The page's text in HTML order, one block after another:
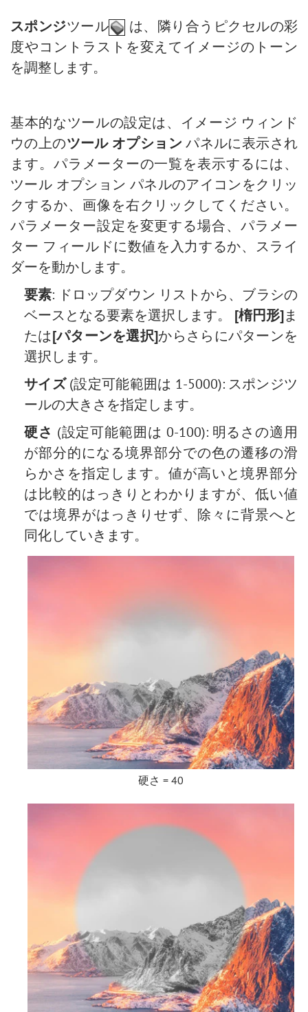
手のひらツール
ズームツール
プリセット
バレンタインデーカード
ポップアートの人物画
ポラロイド写真のコラージュ
水滴
輪郭線の効果
ビンテージ写真の効果
古い写真の効果
ぼけ味効果
階調の調整
目の色を変更する方法
人物画の編集 : 眼鏡を除去
口紅の色を選択
古い写真の修復
スポンジツール
は、隣り合うピクセルの彩
度やコントラストを変えてイメージのトーン
を調整します。
基本的なツールの設定は、イメージ ウィンド
ウの上のツール オプション パネルに表示され
ます。パラメーターの一覧を表示するには、
ツール オプション パネルのアイコンをクリッ
クするか、画像を右クリックしてください。
パラメーター設定を変更する場合、パラメー
ター フィールドに数値を入力するか、スライ
ダーを動かします。
要素: ドロップダウン リストから、ブラシの
ベースとなる要素を選択します。 [楕円形]ま
たは[パターンを選択]からさらにパターンを
選択します。
サイズ(設定可能範囲は 1-5000): スポンジツ
ールの大きさを指定します。
硬さ (設定可能範囲は 0-100): 明るさの適用
が部分的になる境界部分での色の遷移の滑
らかさを指定します。値が高いと境界部分
は比較的はっきりとわかりますが、低い値
では境界がはっきりせず、除々に背景へと
同化していきます。
硬さ = 40